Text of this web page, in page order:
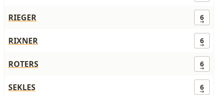
RIEGER 6
RIXNER 6
ROTERS 6
SEKLES 6